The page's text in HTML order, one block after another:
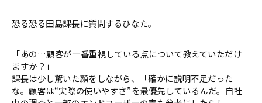
恐る恐る田島課長に質問するひなた。
「あの…顧客が一番重視している点について教えていただけ
ますか？」
課長は少し驚いた顔をしながら、「確かに説明不足だった
な。顧客は“実際の使いやすさ”を最優先しているんだ。自社